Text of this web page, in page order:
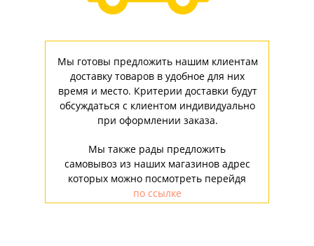
Мы готовы предложить нашим клиентам
доставку товаров в удобное для них
время и место. Критерии доставки будут
обсуждаться с клиентом индивидуально
при оформлении заказа.
Мы также рады предложить
самовывоз из наших магазинов адрес
которых можно посмотреть перейдя
по ссылке